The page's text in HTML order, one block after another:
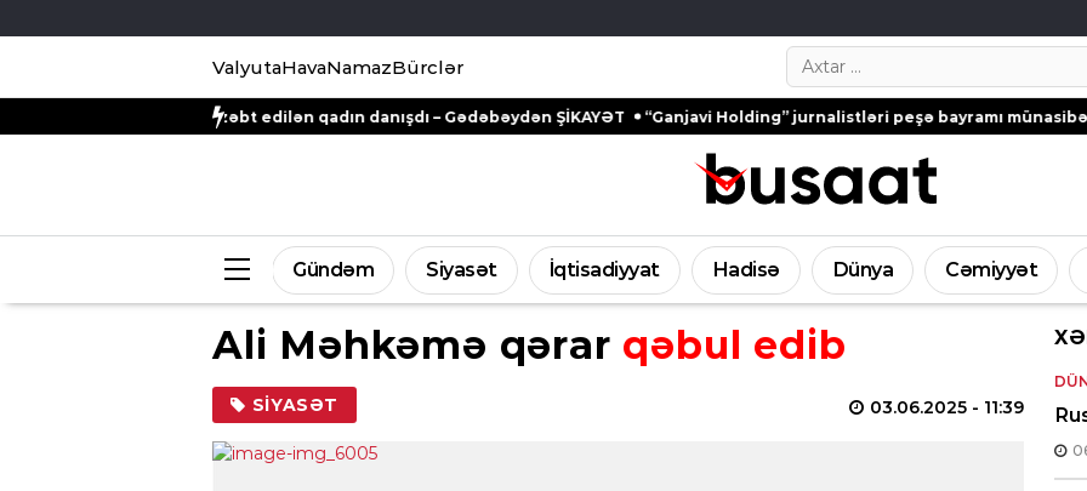
ValyutaHavaNamazBürclər Search…
zəbt edilən qadın danışdı – Gədəbəydən ŞİKAYƏT “Ganjavi Holding” jurnalistləri peşə bayramı münasibətilə təbrik edib –
Gündəm Siyasət İqtisadiyyat Hadisə Dünya Cəmiyyət
Ali Məhkəmə qərar qəbul edib
SIYASƏT 03.06.2025 - 11:39